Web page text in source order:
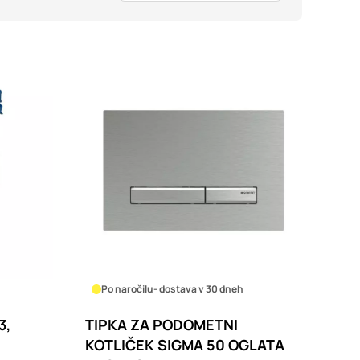
Po naročilu- dostava v 30 dneh
TIPKA ZA PODOMETNI
KOTLIČEK SIGMA 50 OGLATA
delovanja
in
so združeni in
mesto.
uporabljajo za
zavrnete